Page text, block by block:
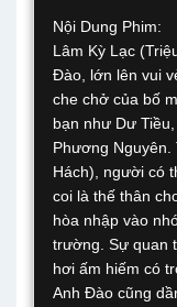
Nội Dung Phim:
Lâm Kỳ Lạc
Đào, lớn lên vui
che chở của bố
bạn như Dư
Phương
Hách), người có
coi là thế thân
hòa nhập vào
trường. Sự quan
hơi ấm hiếm có
Anh Đào cũng